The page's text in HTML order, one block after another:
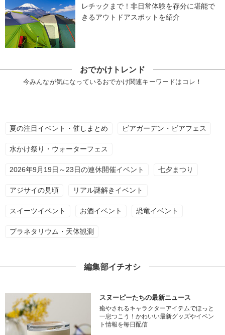
レチックまで！非日常体験を存分に堪能で
きるアウトドアスポットを紹介
おでかけトレンド
今みんなが気になっているおでかけ関連キーワードはコレ！
夏の注目イベント・催しまとめ ビアガーデン・ビアフェス
水かけ祭り・ウォーターフェス
2026年9月19日～23日の連休開催イベント 七夕まつり
アジサイの見頃 リアル謎解きイベント
スイーツイベント お酒イベント 恐竜イベント
プラネタリウム・天体観測
編集部イチオシ
スヌーピーたちの最新ニュース
癒やされるキャラクターアイテムでほっと
一息つこう！かわいい最新グッズやイベン
ト情報を毎日配信